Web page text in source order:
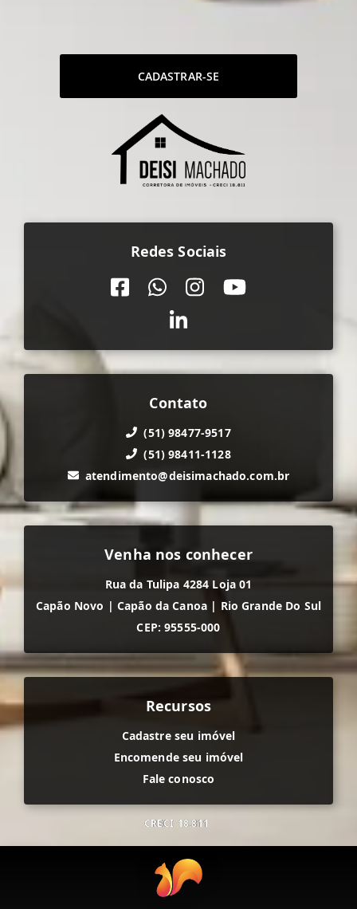
CADASTRAR-SE
Redes Sociais
Contato
(51) 98477-9517
(51) 98411-1128
atendimento@deisimachado.com.br
Venha nos conhecer
Rua da Tulipa 4284 Loja 01
Capão Novo | Capão da Canoa | Rio Grande Do Sul
CEP: 95555-000
Recursos
Cadastre seu imóvel
Encomende seu imóvel
Fale conosco
CRECI 18.811